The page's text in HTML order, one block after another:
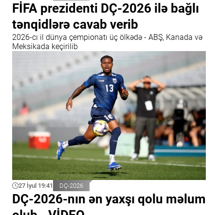
FİFA prezidenti DÇ-2026 ilə bağlı
tənqidlərə cavab verib
2026-cı il dünya çempionatı üç ölkədə - ABŞ, Kanada və
Meksikada keçirilib
27 İyul 19:41 DÇ-2026
DÇ-2026-nın ən yaxşı qolu məlum